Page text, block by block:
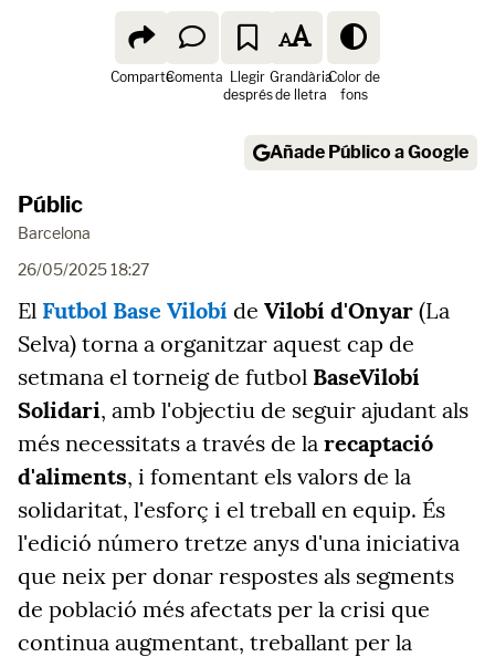
ComparteComenta Llegir
després
Grandària
de lletra
Color de
fons
Añade Público a Google
Públic
Barcelona
26/05/2025 18:27
El Futbol Base Vilobí de Vilobí d'Onyar (La
Selva) torna a organitzar aquest cap de
setmana el torneig de futbol BaseVilobí
Solidari, amb l'objectiu de seguir ajudant als
més necessitats a través de la recaptació
d'aliments, i fomentant els valors de la
solidaritat, l'esforç i el treball en equip. És
l'edició número tretze anys d'una iniciativa
que neix per donar respostes als segments
de població més afectats per la crisi que
continua augmentant, treballant per la